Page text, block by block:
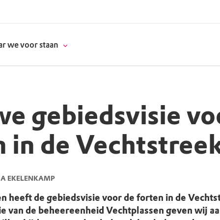
we voor staan
gebiedsvisie
in de
EKELENKAMP
heeft de gebiedsvisie voor de forten in de
van de beheereenheid Vechtplassen geven wij